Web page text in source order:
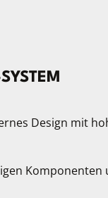
Design mit
Komponenten